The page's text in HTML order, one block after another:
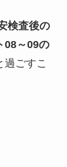
検査後の
08～09の
過ごすこ